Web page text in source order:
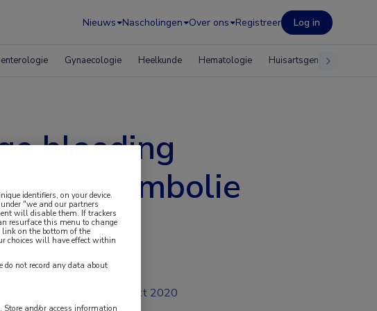
Nieuws Nascholingen Over ons Registreer Log in
Gynaecologie Heelkunde Hematologie Huisartsgeneeskunde
bloeding
longembolie
op
okt 2020
identifiers, on your device.
"we and our partners
will disable them. If trackers
resurface this menu to change
link on the bottom of the
choices will have effect within
not record any data about
Store and/or access information